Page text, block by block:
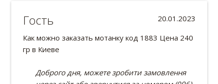
20.01.2023
Гость
Как можно заказать мотанку код 1883 Цена 240
гр в Киеве
Доброго дня, можете зробити замовлення